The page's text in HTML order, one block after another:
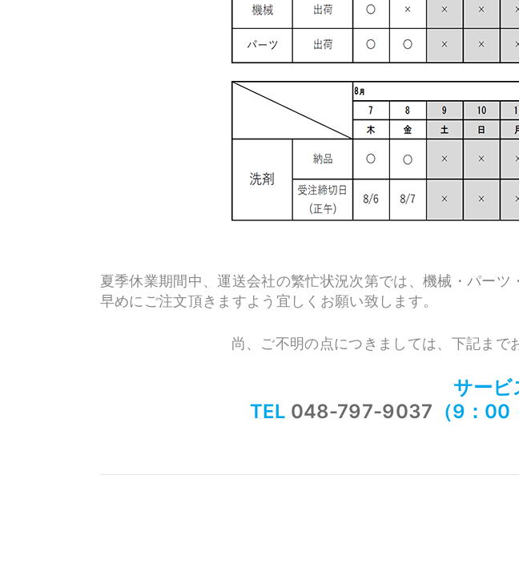
夏季休業期間中、運送会社の繁忙状況次第では、機械・パー
早めにご注文頂きますよう宜しくお願い致します。
尚、ご不明の点につきましては、下記まで
サービ
TEL 048-797-9037 （9：